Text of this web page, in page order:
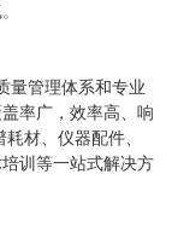
量管理体系和专业
率广，效率高、响
材、仪器配件、
训等一站式解决方